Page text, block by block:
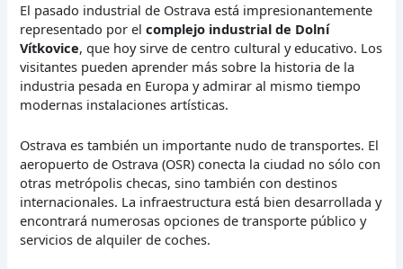
El pasado industrial de Ostrava está impresionantemente
representado por elcomplejo industrial de Dolní
Vítkovice, que hoy sirve de centro cultural y educativo. Los
visitantes pueden aprender más sobre la historia de la
industria pesada en Europa y admirar al mismo tiempo
modernas instalaciones artísticas.
Ostrava es también un importante nudo de transportes. El
aeropuerto de Ostrava (OSR) conecta la ciudad no sólo con
otras metrópolis checas, sino también con destinos
internacionales. La infraestructura está bien desarrollada y
encontrará numerosas opciones de transporte público y
servicios de alquiler de coches.